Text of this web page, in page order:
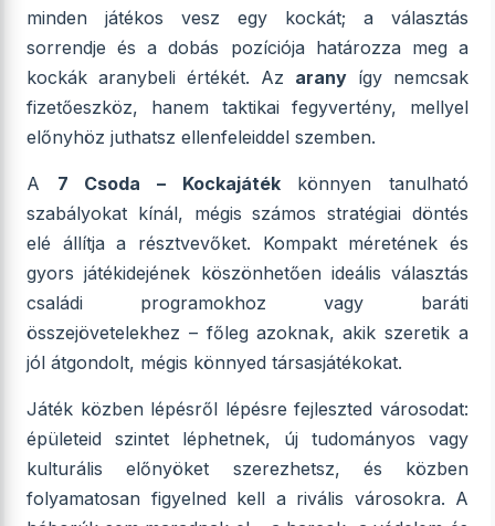
minden játékos vesz egy kockát; a választás
sorrendje és a dobás pozíciója határozza meg a
kockák aranybeli értékét. Az arany így nemcsak
fizetőeszköz, hanem taktikai fegyvertény, mellyel
előnyhöz juthatsz ellenfeleiddel szemben.
A 7 Csoda – Kockajátékkönnyen tanulható
szabályokat kínál, mégis számos stratégiai döntés
elé állítja a résztvevőket. Kompakt méretének és
gyors játékidejének köszönhetően ideális választás
családi programokhoz vagy baráti
összejövetelekhez – főleg azoknak, akik szeretik a
jól átgondolt, mégis könnyed társasjátékokat.
Játék közben lépésről lépésre fejleszted városodat:
épületeid szintet léphetnek, új tudományos vagy
kulturális előnyöket szerezhetsz, és közben
folyamatosan figyelned kell a rivális városokra. A